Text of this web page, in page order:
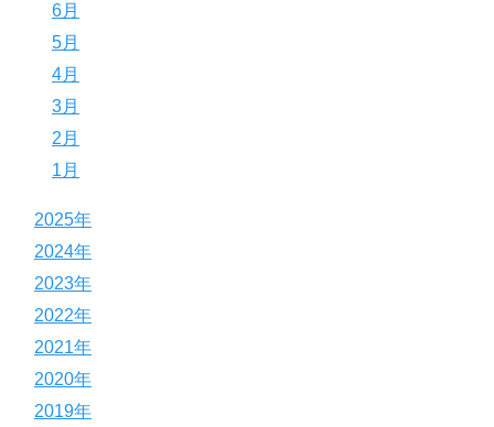
6月
5月
4月
3月
2月
1月
2025年
2024年
2023年
2022年
2021年
2020年
2019年